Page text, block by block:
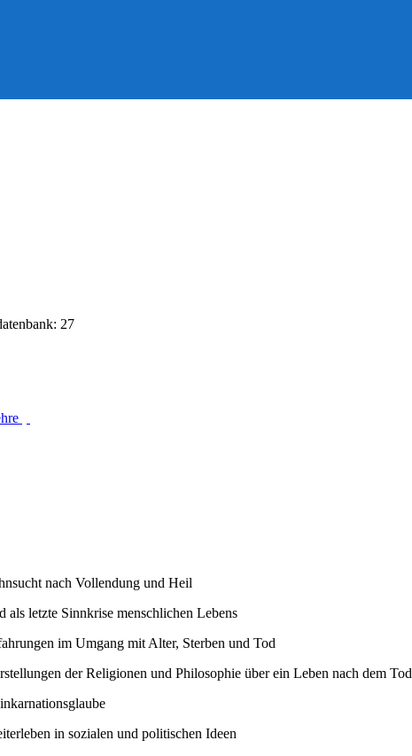
27
nach Vollendung und Heil
als letzte Sinnkrise menschlichen Lebens
im Umgang mit Alter, Sterben und Tod
der Religionen und Philosophie über ein Leben nach dem Tod
in sozialen und politischen Ideen